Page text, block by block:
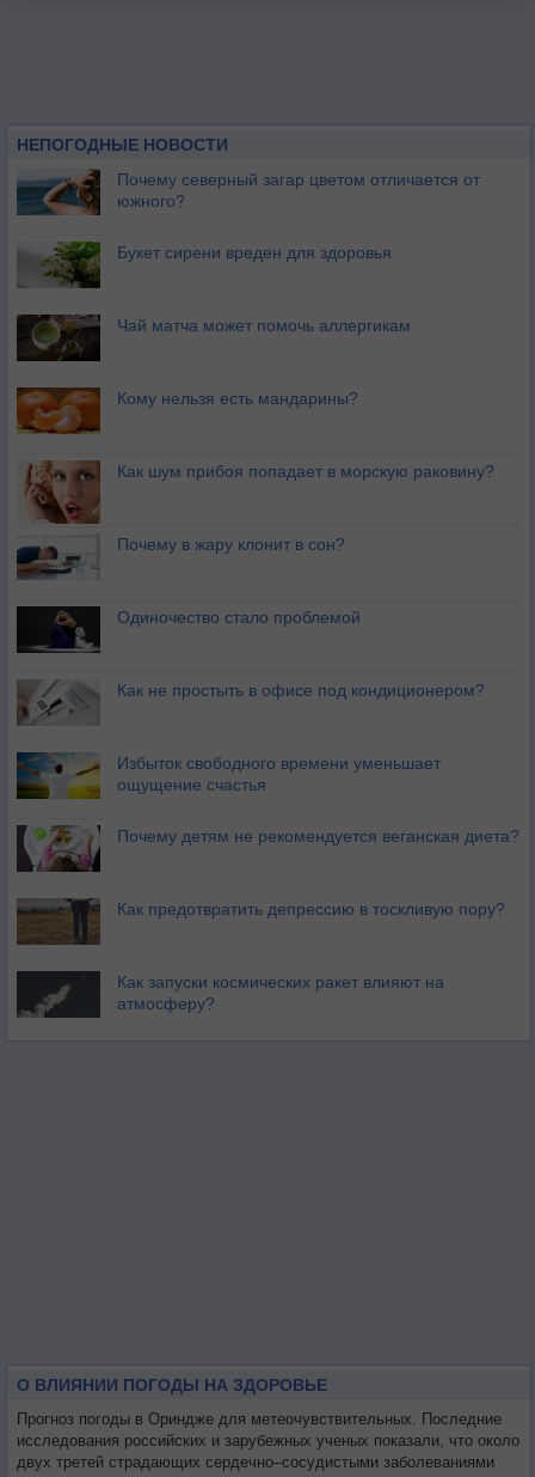
НЕПОГОДНЫЕ НОВОСТИ
Почему северный загар цветом отличается от
южного?
Букет сирени вреден для здоровья
Чай матча может помочь аллергикам
Кому нельзя есть мандарины?
Как шум прибоя попадает в морскую раковину?
Почему в жару клонит в сон?
Одиночество стало проблемой
Как не простыть в офисе под кондиционером?
Избыток свободного времени уменьшает
ощущение счастья
Почему детям не рекомендуется веганская диета?
Как предотвратить депрессию в тоскливую пору?
Как запуски космических ракет влияют на
атмосферу?
О ВЛИЯНИИ ПОГОДЫ НА ЗДОРОВЬЕ
Прогноз погоды в Ориндже для метеочувствительных. Последние
исследования российских и зарубежных ученых показали, что около
двух третей страдающих сердечно–сосудистыми заболеваниями